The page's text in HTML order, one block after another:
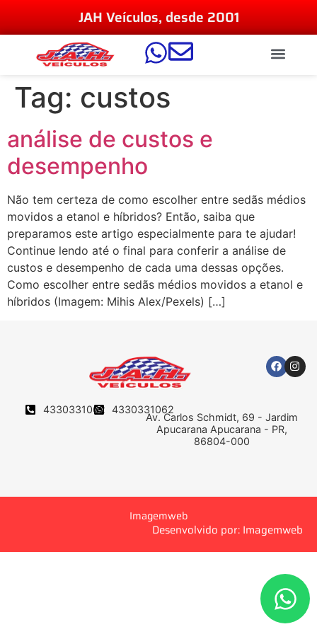
JAH Veículos, desde 2001
Tag: custos
análise de custos e
desempenho
Não tem certeza de como escolher entre sedãs médios
movidos a etanol e híbridos? Então, saiba que
preparamos este artigo especialmente para te ajudar!
Continue lendo até o final para conferir a análise de
custos e desempenho de cada uma dessas opções.
Como escolher entre sedãs médios movidos a etanol e
híbridos (Imagem: Mihis Alex/Pexels) […]
4330331062 4330331062
Av. Carlos Schmidt, 69 - Jardim
Apucarana Apucarana - PR,
86804-000
Imagemweb
Desenvolvido por: Imagemweb